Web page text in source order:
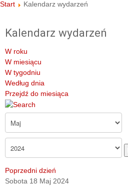
Start Kalendarz wydarzeń
Kalendarz wydarzeń
W roku
W miesiącu
W tygodniu
Według dnia
Przejdź do miesiąca
Poprzedni dzień
Sobota 18 Maj 2024